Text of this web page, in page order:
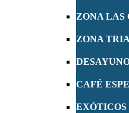
ZONA LAS
ZONA
CAFÉ
EXÓTICOS